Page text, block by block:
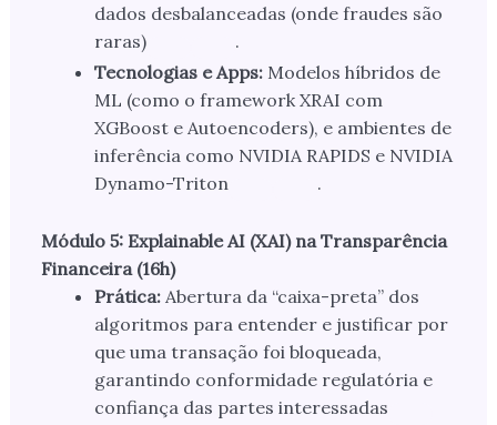
dados desbalanceadas (onde fraudes são
raras)
.
Tecnologias e Apps:Modelos híbridos de
ML (como o framework XRAI com
XGBoost e Autoencoders), e ambientes de
inferência como NVIDIA RAPIDS e NVIDIA
Dynamo-Triton
.
Módulo 5: Explainable AI (XAI) na Transparência
Financeira (16h)
Prática:Abertura da “caixa-preta” dos
algoritmos para entender e justificar por
que uma transação foi bloqueada,
garantindo conformidade regulatória e
confiança das partes interessadas